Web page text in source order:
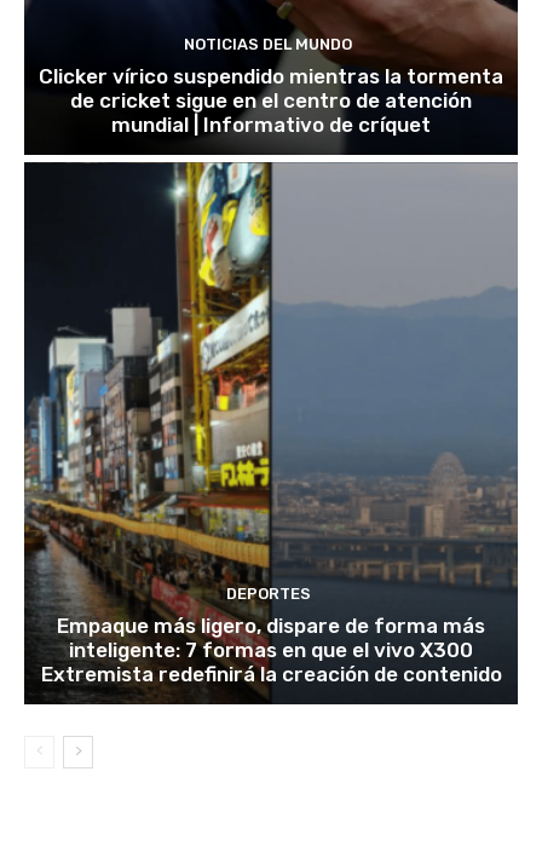
NOTICIAS DEL MUNDO
Clicker vírico suspendido mientras la tormenta
de cricket sigue en el centro de atención
mundial | Informativo de críquet
DEPORTES
Empaque más ligero, dispare de forma más
inteligente: 7 formas en que el vivo X300
Extremista redefinirá la creación de contenido